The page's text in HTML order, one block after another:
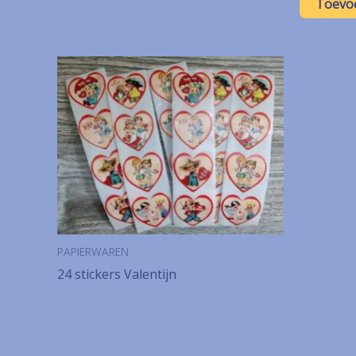
PAPIERWAREN
24 stickers Valentijn